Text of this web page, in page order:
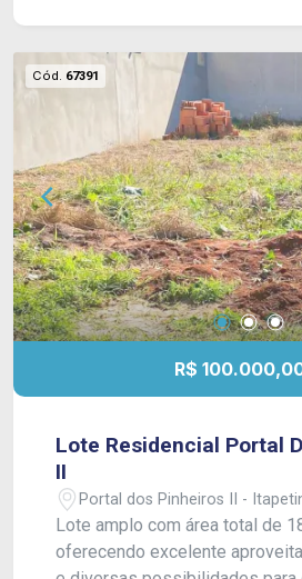
piso frio, azulejos e armários
Cód. 67391
R$
Lote Residencial Portal
II
Portal dos Pinheiros II -
Lote amplo com área total de
oferecendo excelente